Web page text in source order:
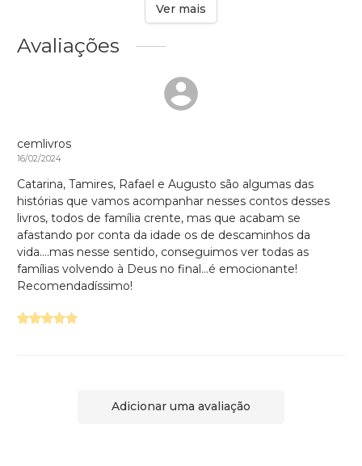
Ver mais
Avaliações
cemlivros
16/02/2024
Catarina, Tamires, Rafael e Augusto são algumas das
histórias que vamos acompanhar nesses contos desses
livros, todos de família crente, mas que acabam se
afastando por conta da idade os de descaminhos da
vida….mas nesse sentido, conseguimos ver todas as
famílias volvendo à Deus no final…é emocionante!
Recomendadíssimo!
Adicionar uma avaliação